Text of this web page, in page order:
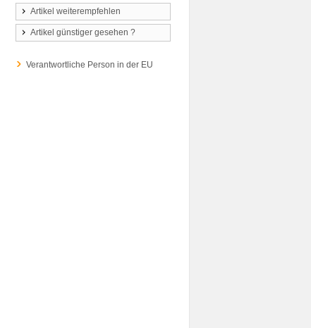
Artikel weiterempfehlen
Artikel günstiger gesehen ?
Verantwortliche Person in der EU